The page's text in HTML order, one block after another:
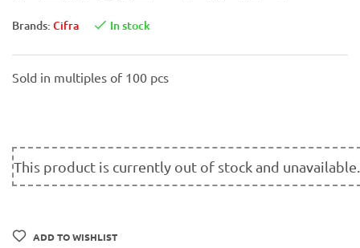
Brands: Cifra In stock
Sold in multiples of 100 pcs
This product is currently out of stock and unavailable.
ADD TO WISHLIST